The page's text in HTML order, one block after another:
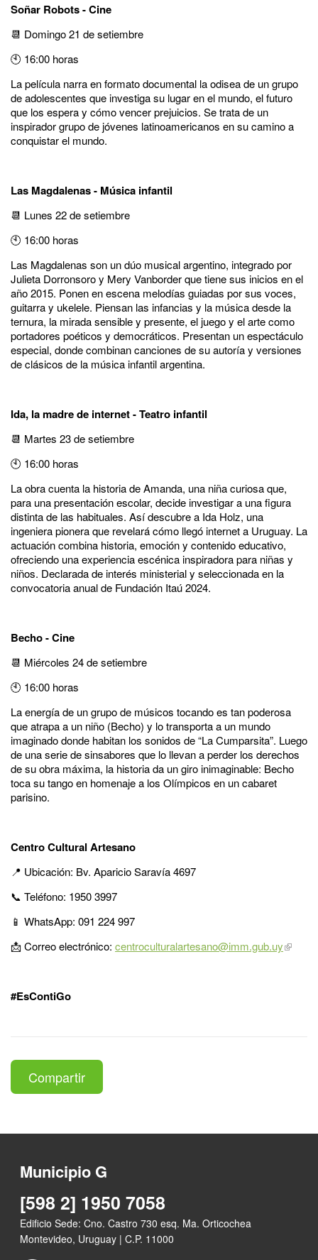
Soñar Robots - Cine
📆 Domingo 21 de setiembre
🕙 16:00 horas
La película narra en formato documental la odisea de un grupo
de adolescentes que investiga su lugar en el mundo, el futuro
que los espera y cómo vencer prejuicios. Se trata de un
inspirador grupo de jóvenes latinoamericanos en su camino a
conquistar el mundo.
Las Magdalenas - Música infantil
📆 Lunes 22 de setiembre
🕙 16:00 horas
Las Magdalenas son un dúo musical argentino, integrado por
Julieta Dorronsoro y Mery Vanborder que tiene sus inicios en el
año 2015. Ponen en escena melodías guiadas por sus voces,
guitarra y ukelele. Piensan las infancias y la música desde la
ternura, la mirada sensible y presente, el juego y el arte como
portadores poéticos y democráticos. Presentan un espectáculo
especial, donde combinan canciones de su autoría y versiones
de clásicos de la música infantil argentina.
Ida, la madre de internet - Teatro infantil
📆 Martes 23 de setiembre
🕙 16:00 horas
La obra cuenta la historia de Amanda, una niña curiosa que,
para una presentación escolar, decide investigar a una figura
distinta de las habituales. Así descubre a Ida Holz, una
ingeniera pionera que revelará cómo llegó internet a Uruguay. La
actuación combina historia, emoción y contenido educativo,
ofreciendo una experiencia escénica inspiradora para niñas y
niños. Declarada de interés ministerial y seleccionada en la
convocatoria anual de Fundación Itaú 2024.
Becho - Cine
📆 Miércoles 24 de setiembre
🕙 16:00 horas
La energía de un grupo de músicos tocando es tan poderosa
que atrapa a un niño (Becho) y lo transporta a un mundo
imaginado donde habitan los sonidos de “La Cumparsita”. Luego
de una serie de sinsabores que lo llevan a perder los derechos
de su obra máxima, la historia da un giro inimaginable: Becho
toca su tango en homenaje a los Olímpicos en un cabaret
parisino.
Centro Cultural Artesano
📍 Ubicación: Bv. Aparicio Saravía 4697
📞 Teléfono: 1950 3997
📱 WhatsApp: 091 224 997
📩 Correo electrónico: centroculturalartesano@imm.gub.uy
#EsContiGo
Compartir
Municipio G
[598 2] 1950 7058
Edificio Sede: Cno. Castro 730 esq. Ma. Orticochea
Montevideo, Uruguay | C.P. 11000